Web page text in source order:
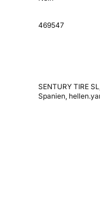
469547
SENTURY TIRE
Spanien,